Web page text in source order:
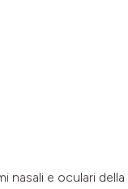
nasali e oculari della